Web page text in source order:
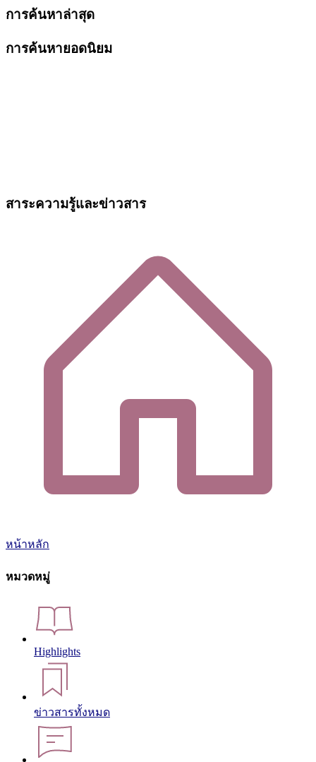
การค้นหาล่าสุด
การค้นหายอดนิยม
สาระความรู้และข่าวสาร
หน้าหลัก
หมวดหมู่
Highlights
ข่าวสารทั้งหมด